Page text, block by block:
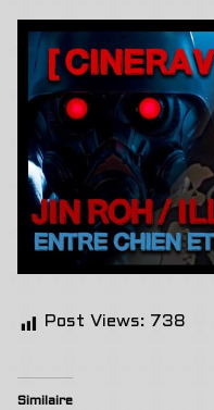
Post Views: 738
Similaire